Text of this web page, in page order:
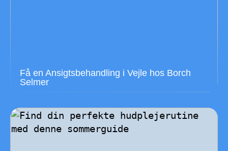
Få en Ansigtsbehandling i Vejle hos Borch
Selmer